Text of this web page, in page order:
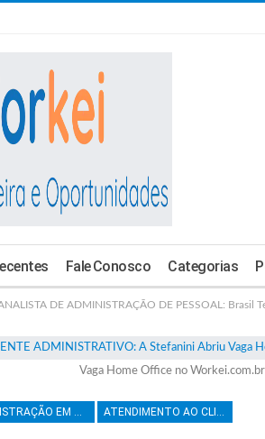
Fale Conosco Categorias
DE ADMINISTRAÇÃO DE PESSOAL: Brasil
Vaga Home Office no Workei.com.br
ADMINISTRAÇÃO EM GERAL ATENDIMENTO AO CLIENTE